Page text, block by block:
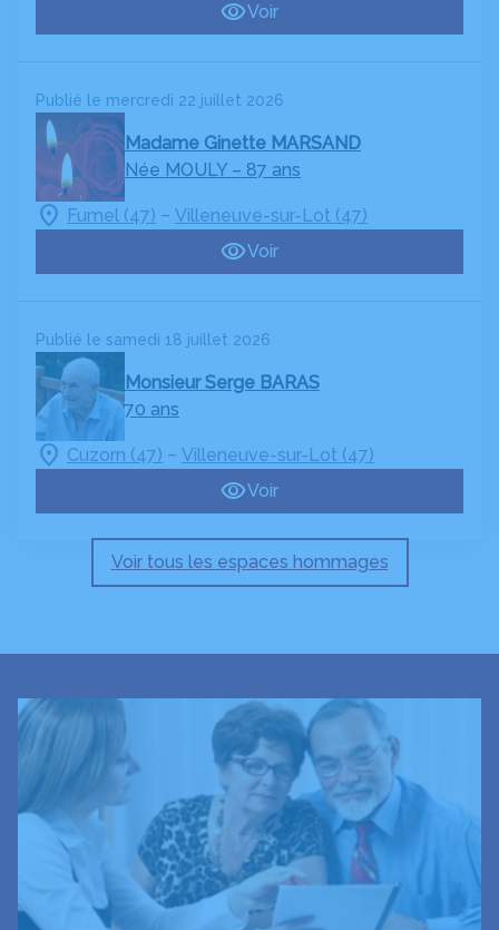
Voir
Publié le mercredi 22 juillet 2026
Madame Ginette MARSAND
Née MOULY – 87 ans
Fumel (47) – Villeneuve-sur-Lot (47)
Voir
Publié le samedi 18 juillet 2026
Monsieur Serge BARAS
70 ans
Cuzorn (47) – Villeneuve-sur-Lot (47)
Voir
Voir tous les espaces hommages